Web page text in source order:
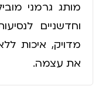
מותג גרמני
וחדשניים
מדויק, איכות
את עצמה.